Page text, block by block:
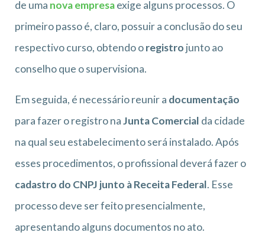
de uma nova empresaexige alguns processos. O
primeiro passo é, claro, possuir a conclusão do seu
respectivo curso, obtendo oregistro junto ao
conselho que o supervisiona.
Em seguida, é necessário reunir a documentação
para fazer o registro naJunta Comercial da cidade
na qual seu estabelecimento será instalado. Após
esses procedimentos, o profissional deverá fazer o
cadastro do CNPJ junto à Receita Federal. Esse
processo deve ser feito presencialmente,
apresentando alguns documentos no ato.